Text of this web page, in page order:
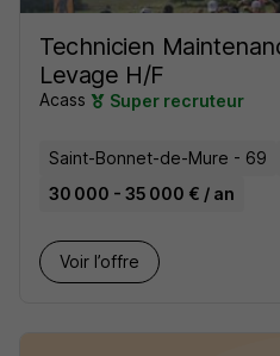
Technicien
Levage H/F
Acass Super recruteur
Saint-Bonnet-de-Mure - 69
30 000 - 35 000 € / an
Voir l’offre